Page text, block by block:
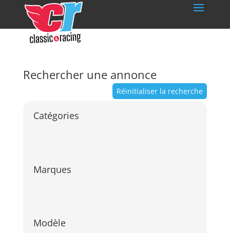
Rechercher une annonce
Réinitialiser la recherche
Catégories
Marques
Modèle